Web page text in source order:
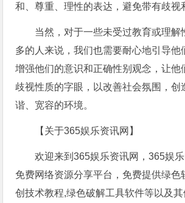
和、尊重、理性的表达，避免带有歧视
当然，对于一些未受过教育或理解
多的人来说，我们也需要耐心地引导他
增强他们的意识和正确性别观念，让他
歧视性质的字眼，以改善社会氛围，创
谐、宽容的环境。
【关于365娱乐资讯网】
欢迎来到365娱乐资讯网，365娱
免费网络资源分享平台，免费提供绿色
创技术教程,绿色破解工具软件等以及